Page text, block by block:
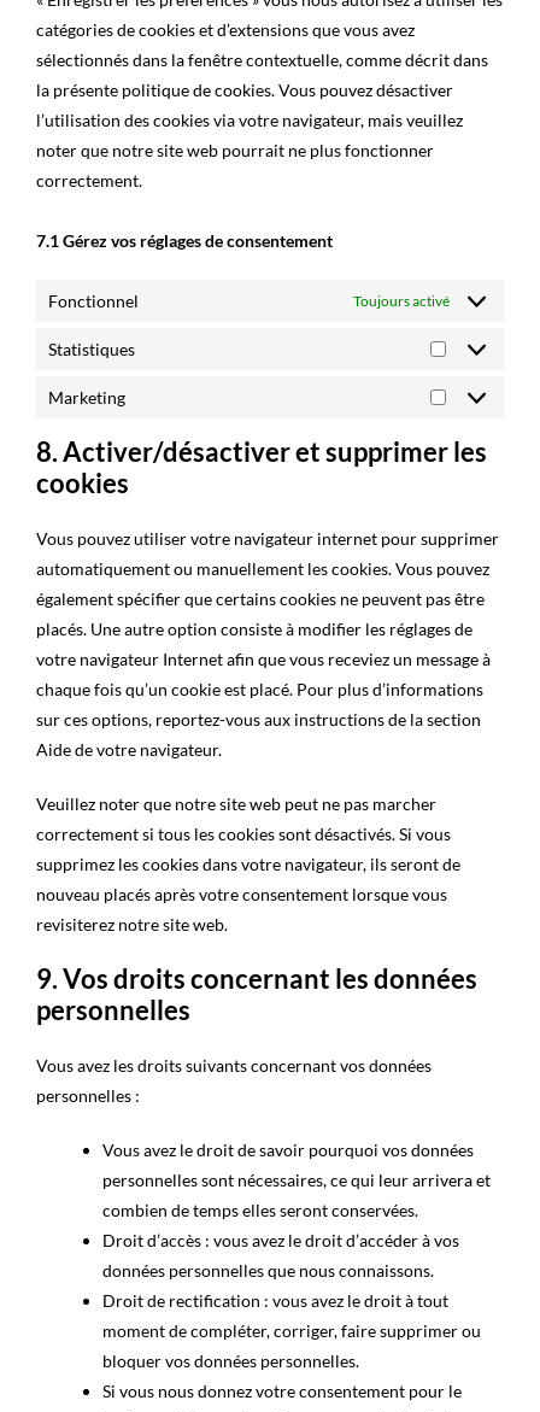
catégories de cookies et d’extensions que vous avez
sélectionnés dans la fenêtre contextuelle, comme décrit dans
la présente politique de cookies. Vous pouvez désactiver
l’utilisation des cookies via votre navigateur, mais veuillez
noter que notre site web pourrait ne plus fonctionner
correctement.
7.1 Gérez vos réglages de consentement
Fonctionnel Toujours activé
Statistiques
Marketing
8. Activer/désactiver et supprimer les
cookies
Vous pouvez utiliser votre navigateur internet pour supprimer
automatiquement ou manuellement les cookies. Vous pouvez
également spécifier que certains cookies ne peuvent pas être
placés. Une autre option consiste à modifier les réglages de
votre navigateur Internet afin que vous receviez un message à
chaque fois qu’un cookie est placé. Pour plus d’informations
sur ces options, reportez-vous aux instructions de la section
Aide de votre navigateur.
Veuillez noter que notre site web peut ne pas marcher
correctement si tous les cookies sont désactivés. Si vous
supprimez les cookies dans votre navigateur, ils seront de
nouveau placés après votre consentement lorsque vous
revisiterez notre site web.
9. Vos droits concernant les données
personnelles
Vous avez les droits suivants concernant vos données
personnelles :
Vous avez le droit de savoir pourquoi vos données
personnelles sont nécessaires, ce qui leur arrivera et
combien de temps elles seront conservées.
Droit d’accès : vous avez le droit d’accéder à vos
données personnelles que nous connaissons.
Droit de rectification : vous avez le droit à tout
moment de compléter, corriger, faire supprimer ou
bloquer vos données personnelles.
Si vous nous donnez votre consentement pour le